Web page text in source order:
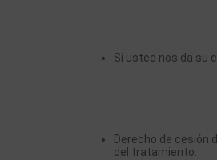
Si usted nos da su
Derecho de cesión
del tratamiento.